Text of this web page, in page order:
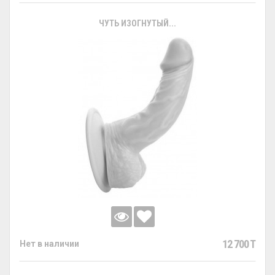
ЧУТЬ ИЗОГНУТЫЙ...
Нет в наличии 12 700 T